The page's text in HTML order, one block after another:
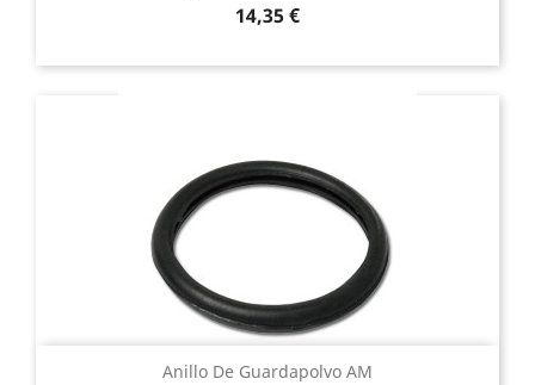
Precio
14,35 €
Anillo De Guardapolvo AM